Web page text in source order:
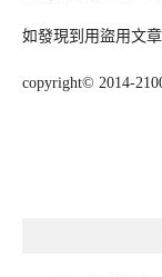
如發現到用盜用文
copyright© 2014-